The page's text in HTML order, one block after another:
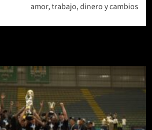
amor, trabajo, dinero y cambios